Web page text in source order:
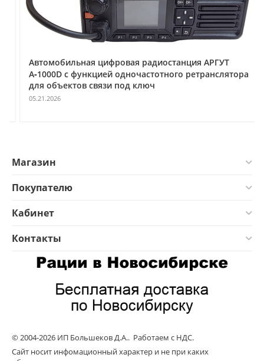
Автомобильная цифровая радиостанция АРГУТ
А‑1000D с функцией одночастотного ретранслятора
для объектов связи под ключ
05.21.2026
Магазин
Покупателю
Кабинет
Контакты
© 2004-2026 ИП Большеков Д.А.. Работаем с НДС.
Сайт носит инфомационный характер и не при каких